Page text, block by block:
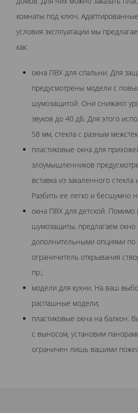
комнаты под ключ.
условия эксплуатации мы
как:
окна ПВХ для спальни. Для
предусмотрены модели с
шумозащитой. Они снижают
звуков до 40 дБ. Для этого
58 мм, стекла с разным
пластиковые окна для
злоумышленников
вставка из закаленного стекла
Разбить ее легко и бесшумно
окна ПВХ для детской.
шумозащиты, предлагаем окно
дополнительными опциями по
ограничитель открывания
пр.;
модели для кухни. На ваш
распашные модели;
пластиковые окна на балкон.
с выносом, установим
ограничен лишь вашими